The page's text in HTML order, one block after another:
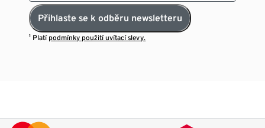
Přihlaste se k odběru newsletteru
¹ Platí podmínky použití uvítací slevy.